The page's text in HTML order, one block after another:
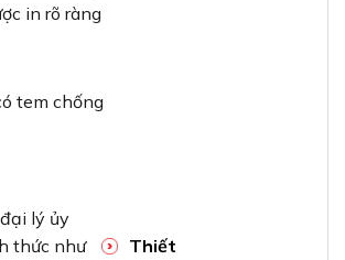
in rõ ràng
tem chống
lý ủy
thức như
Thiết